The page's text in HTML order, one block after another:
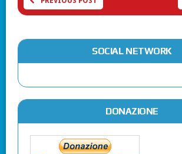
SOCIAL NETWORK
DONAZIONE